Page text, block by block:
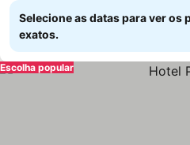
Selecione as datas para ver os
exatos.
Escolha popular